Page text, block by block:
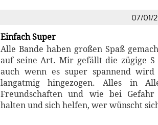
07/01/
Einfach Super
Alle Bande haben großen Spaß
auf seine Art. Mir gefällt die zügige
auch wenn es super spannend
langatmig hingezogen. Alles in
Freundschaften und wie bei Gefahr
halten und sich helfen, wer wünscht